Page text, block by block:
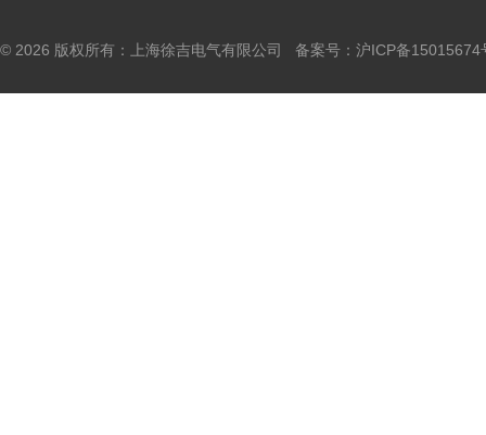
© 2026 版权所有：上海徐吉电气有限公司 备案号： 沪ICP备15015674